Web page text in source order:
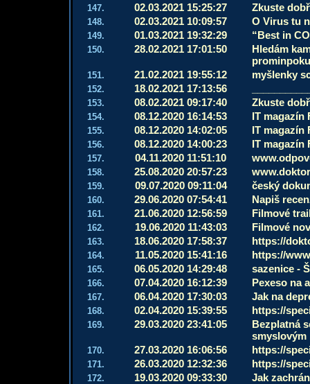
147. 02.03.2021 15:25:27 Zkuste
148. 02.03.2021 10:09:57 O Virus tu
149. 01.03.2021 19:32:29 “Best in
150. 28.02.2021 17:01:50
Hledám
151. 21.02.2021 19:55:12 myšlenky
152. 18.02.2021 17:13:56
153. 08.02.2021 09:17:40 Zkuste
154. 08.12.2020 16:14:53 IT magazín
155. 08.12.2020 14:02:05 IT magazín
156. 08.12.2020 14:00:23 IT magazín
157. 04.11.2020 11:51:10
158. 25.08.2020 20:57:23
159. 09.07.2020 09:11:04 český
160. 29.06.2020 07:54:41 Napiš
161. 21.06.2020 12:56:59 Filmové
162. 19.06.2020 11:43:03 Filmové
163. 18.06.2020 17:58:37 https://
164. 11.05.2020 15:41:16 https://
165. 06.05.2020 14:29:48 sazenice -
166. 07.04.2020 16:12:39 Pexeso na
167. 06.04.2020 17:30:03 Jak na
168. 02.04.2020 15:39:55 https://
169. 29.03.2020 23:41:05
Bezplatná
smyslovým
170. 27.03.2020 16:06:56 https://
171. 26.03.2020 12:32:36 https://
172. 19.03.2020 09:33:30 Jak